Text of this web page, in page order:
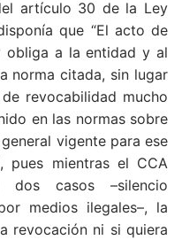
artículo 30 de la Ley
que “El acto de
obliga a la entidad y al
norma citada, sin lugar
revocabilidad mucho
en las normas sobre
vigente para ese
pues mientras el CCA
casos –silencio
medios ilegales–, la
revocación ni si quiera